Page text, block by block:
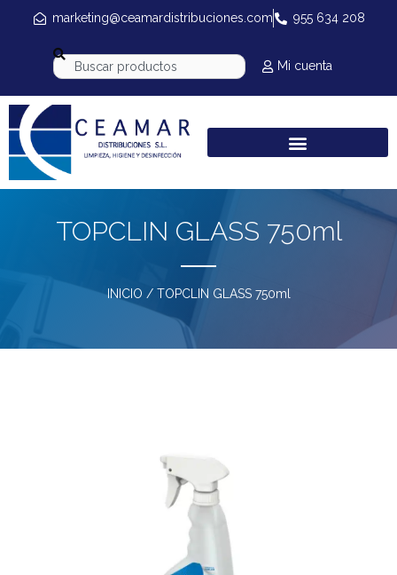
marketing@ceamardistribuciones.com 955 634 208
Mi cuenta
TOPCLIN GLASS 750ml
INICIO / TOPCLIN GLASS 750ml